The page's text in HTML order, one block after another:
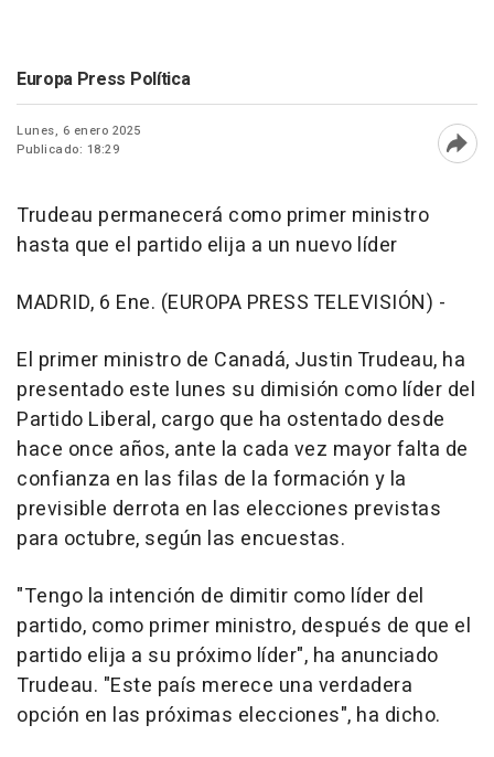
Europa Press Política
Lunes, 6 enero 2025
Publicado: 18:29
Trudeau permanecerá como primer ministro
hasta que el partido elija a un nuevo líder
MADRID, 6 Ene. (EUROPA PRESS TELEVISIÓN) -
El primer ministro de Canadá, Justin Trudeau, ha
presentado este lunes su dimisión como líder del
Partido Liberal, cargo que ha ostentado desde
hace once años, ante la cada vez mayor falta de
confianza en las filas de la formación y la
previsible derrota en las elecciones previstas
para octubre, según las encuestas.
"Tengo la intención de dimitir como líder del
partido, como primer ministro, después de que el
partido elija a su próximo líder", ha anunciado
Trudeau. "Este país merece una verdadera
opción en las próximas elecciones", ha dicho.